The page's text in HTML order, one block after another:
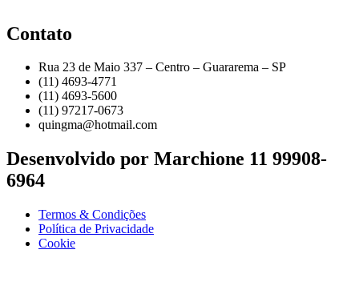
Contato
Rua 23 de Maio 337 – Centro – Guararema – SP
(11) 4693-4771
(11) 4693-5600
(11) 97217-0673
quingma@hotmail.com
Desenvolvido por Marchione 11 99908-
6964
Termos & Condições
Política de Privacidade
Cookie